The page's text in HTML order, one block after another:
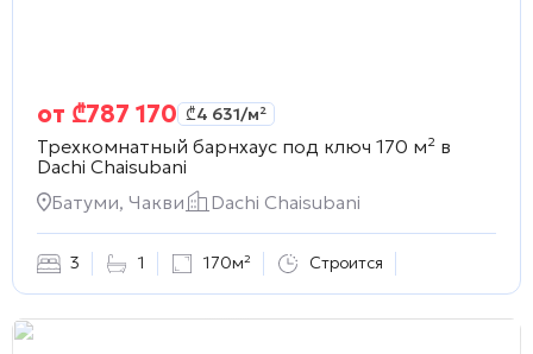
от ₾787 170 ₾4 631/м²
Трехкомнатный барнхаус под ключ 170 м² в
Dachi Chaisubani
Батуми, Чакви
Dachi Chaisubani
3 1 170м² Строится